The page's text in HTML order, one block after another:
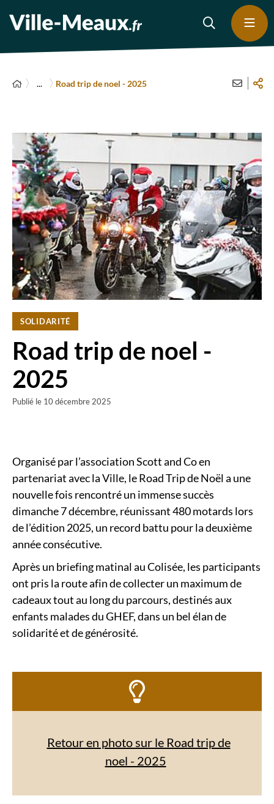
... Road trip de noel - 2025
SOLIDARITÉ
Road trip de noel -
2025
Publié le 10 décembre 2025
Organisé par l’association Scott and Co en
partenariat avec la Ville, le Road Trip de Noël a une
nouvelle fois rencontré un immense succès
dimanche 7 décembre, réunissant 480 motards lors
de l’édition 2025, un record battu pour la deuxième
année consécutive.
Après un briefing matinal au Colisée, les participants
ont pris la route afin de collecter un maximum de
cadeaux tout au long du parcours, destinés aux
enfants malades du GHEF, dans un bel élan de
solidarité et de générosité.
Retour en photo sur le Road trip de
noel - 2025